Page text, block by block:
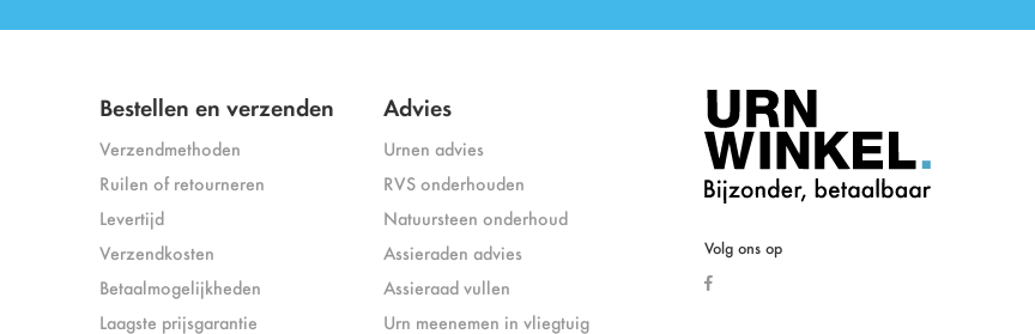
Bestellen en verzenden
Verzendmethoden
Ruilen of retourneren
Levertijd
Verzendkosten
Betaalmogelijkheden
Laagste prijsgarantie
Advies
Urnen advies
RVS onderhouden
Natuursteen onderhoud
Assieraden advies
Assieraad vullen
Urn meenemen in vliegtuig
Volg ons op